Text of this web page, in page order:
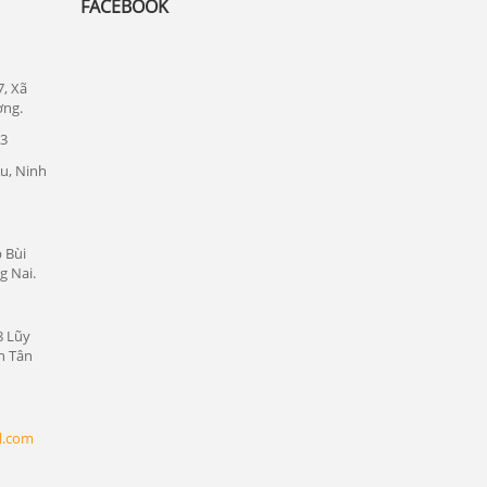
Xã
Ninh
Bùi
Nai.
Lũy
Tân
FACEBOOK